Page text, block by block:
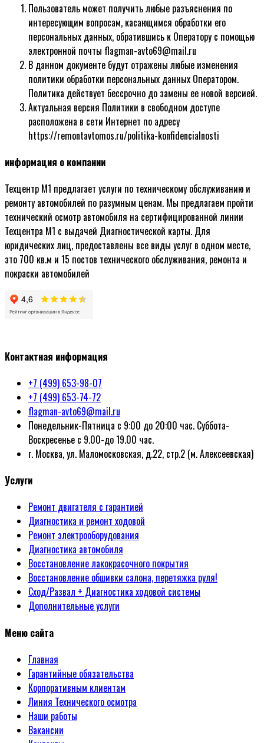
Пользователь может получить любые разъяснения по
интересующим вопросам, касающимся обработки его
персональных данных, обратившись к Оператору с помощью
электронной почты flagman-avto69@mail.ru
В данном документе будут отражены любые изменения
политики обработки персональных данных Оператором.
Политика действует бессрочно до замены ее новой версией.
Актуальная версия Политики в свободном доступе
расположена в сети Интернет по адресу
https://remontavtomos.ru/politika-konfidencialnosti
информация о компании
Техцентр М1 предлагает услуги по техническому обслуживанию и
ремонту автомобилей по разумным ценам. Мы предлагаем пройти
технический осмотр автомобиля на сертифицированной линии
Техцентра М1 с выдачей Диагностической карты. Для
юридических лиц, предоставлены все виды услуг в одном месте,
это 700 кв.м и 15 постов технического обслуживания, ремонта и
покраски автомобилей
Контактная информация
+7 (499) 653-98-07
+7 (499) 653-74-72
flagman-avto69@mail.ru
Понедельник-Пятница с 9:00 до 20:00 час. Суббота-
Воскресенье с 9.00-до 19.00 час.
г. Москва, ул. Маломосковская, д.22, стр.2 (м. Алексеевская)
Услуги
Ремонт двигателя с гарантией
Диагностика и ремонт ходовой
Ремонт электрооборудования
Диагностика автомобиля
Восстановление лакокрасочного покрытия
Восстановление обшивки салона, перетяжка руля!
Сход/Развал + Диагностика ходовой системы
Дополнительные услуги
Меню сайта
Главная
Гарантийные обязательства
Корпоративным клиентам
Линия Технического осмотра
Наши работы
Вакансии